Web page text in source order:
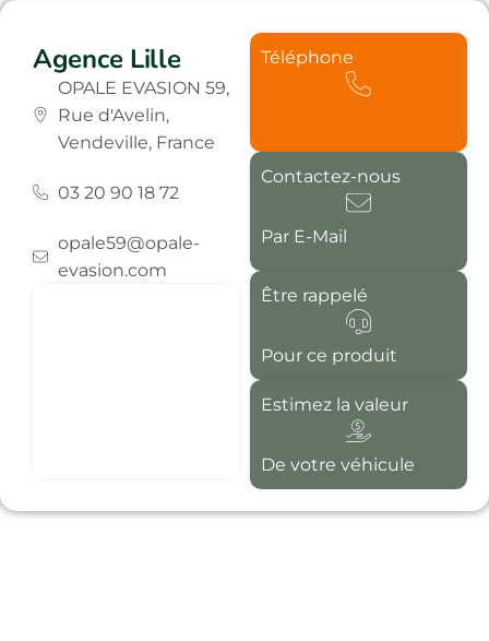
Agence Lille
OPALE EVASION 59,
Rue d'Avelin,
Vendeville, France
03 20 90 18 72
opale59@opale-
evasion.com
Téléphone
Contactez-nous
Par E-Mail
Être rappelé
Pour ce produit
Estimez la valeur
De votre véhicule